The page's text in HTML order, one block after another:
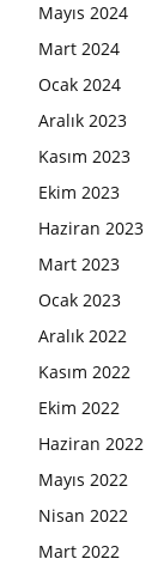
Mayıs 2024
Mart 2024
Ocak 2024
Aralık 2023
Kasım 2023
Ekim 2023
Haziran 2023
Mart 2023
Ocak 2023
Aralık 2022
Kasım 2022
Ekim 2022
Haziran 2022
Mayıs 2022
Nisan 2022
Mart 2022